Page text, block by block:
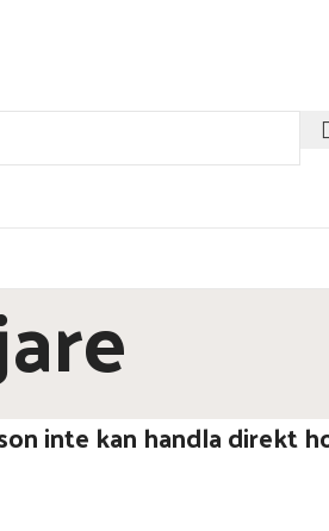
inte kan handla direkt